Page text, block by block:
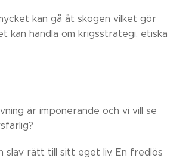
kan gå åt skogen vilket gör
kan handla om krigsstrategi, etiska
är imponerande och vi vill se
slav rätt till sitt eget liv. En fredlös